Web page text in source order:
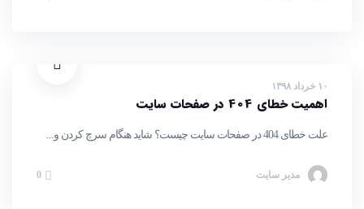
۱۰ خرداد ۱۳۹۸
اهمیت خطای 404 در صفحات سایت
علت خطای 404 در صفحات سایت چیست؟ شاید هنگام سرچ کردن و...
مدیر سایت